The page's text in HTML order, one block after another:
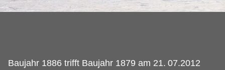
Baujahr 1886 trifft Baujahr 1879 am 21. 07.2012